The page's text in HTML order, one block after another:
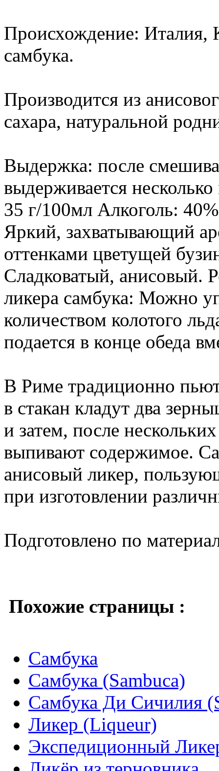
Происхождение: Италия,
самбука.
Производится из
сахара, натуральной
Выдержка: после
выдерживается
35 г/100мл Алкоголь:
Яркий, захватывающий
оттенками цветущей
Сладковатый, анисовый.
ликера самбука: Можно
количеством колотого
подается в конце обеда
В Риме традиционно
в стакан кладут два
и затем, после
выпивают содержимое.
анисовый ликер,
при изготовлении
Подготовлено по
Похожие страницы :
Самбука
Самбука (Sambuca)
Самбука Ди Сичилия
Ликер (Liqueur)
Экспедиционный